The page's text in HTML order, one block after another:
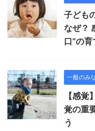
子ども
なぜ？
口”の
一般のみ
【感
覚の重
う